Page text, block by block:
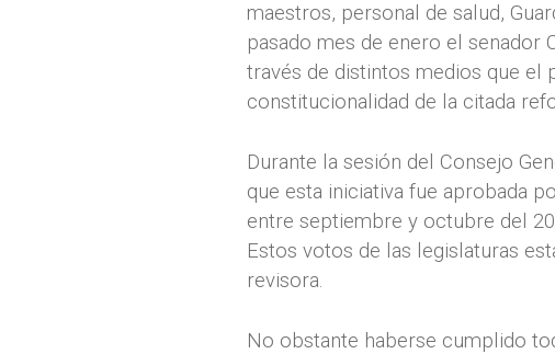
maestros, personal de salud,
pasado mes de enero el senador
través de distintos medios que el
constitucionalidad de la citada
Durante la sesión del Consejo
que esta iniciativa fue aprobada
entre septiembre y octubre del
Estos votos de las legislaturas
revisora.
No obstante haberse cumplido